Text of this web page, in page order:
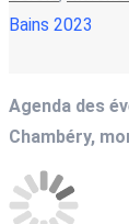
Bains 2023
Agenda des
Chambéry,